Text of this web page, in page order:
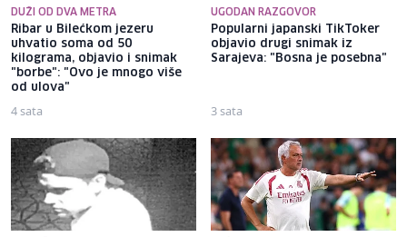
DUŽI OD DVA METRA
Ribar u Bilećkom jezeru
uhvatio soma od 50
kilograma, objavio i snimak
"borbe": "Ovo je mnogo više
od ulova"
4 sata
UGODAN RAZGOVOR
Popularni japanski TikToker
objavio drugi snimak iz
Sarajeva: "Bosna je posebna"
3 sata